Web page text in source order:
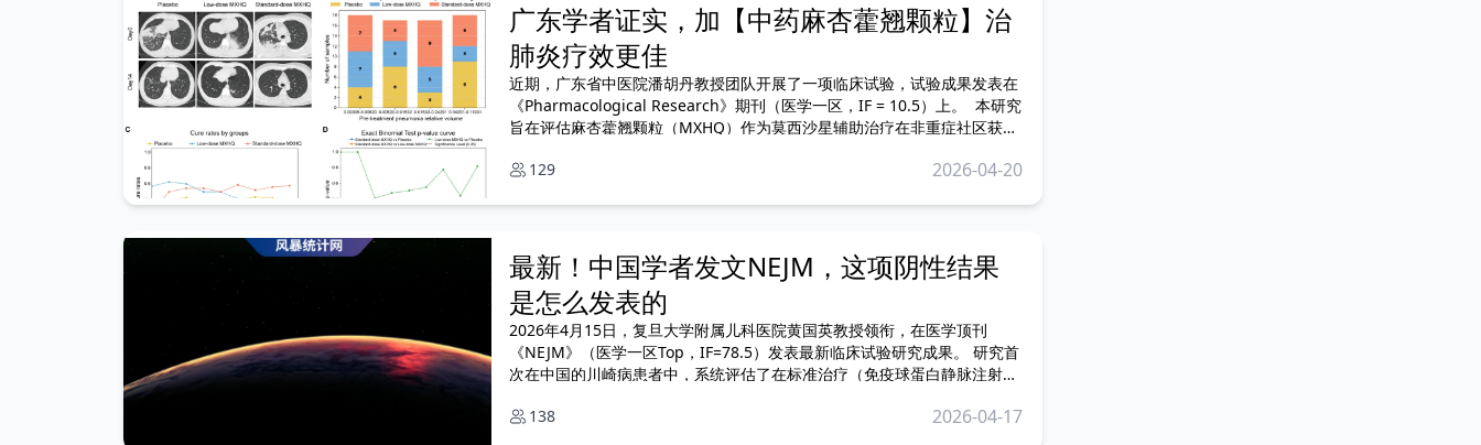
广东学者证实，加【中药麻杏藿翘颗粒】治
肺炎疗效更佳
近期，广东省中医院潘胡丹教授团队开展了一项临床试验，试验成果发表在
《Pharmacological Research》期刊（医学一区，IF = 10.5）上。 本研究
旨在评估麻杏藿翘颗粒（MXHQ）作为莫西沙星辅助治疗在非重症社区获得
129
2026-04-20
最新！中国学者发文NEJM，这项阴性结果
是怎么发表的
2026年4月15日，复旦大学附属儿科医院黄国英教授领衔，在医学顶刊
《NEJM》（医学一区Top，IF=78.5）发表最新临床试验研究成果。 研究首
次在中国的川崎病患者中，系统评估了在标准治疗（免疫球蛋白静脉注射
的预防效果，结果为阴性但具有重要临床指导意义。
138 2026-04-17